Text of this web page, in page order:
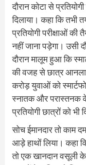
दौरान कोटा से
दिलाया। कहा कि तभी
प्रतियोगी परीक्षाओं
नहीं जाना पड़ेगा। उसी
दौरान मालूम हुआ कि
की वजह से छात्र
करोड़ युवाओं को
स्नातक और परास्तनक
प्रतियोगी छात्रों को भी
सोच ईमानदार तो काम
आड़े हाथों लिया। कहा
तो एक खानदान वसूली